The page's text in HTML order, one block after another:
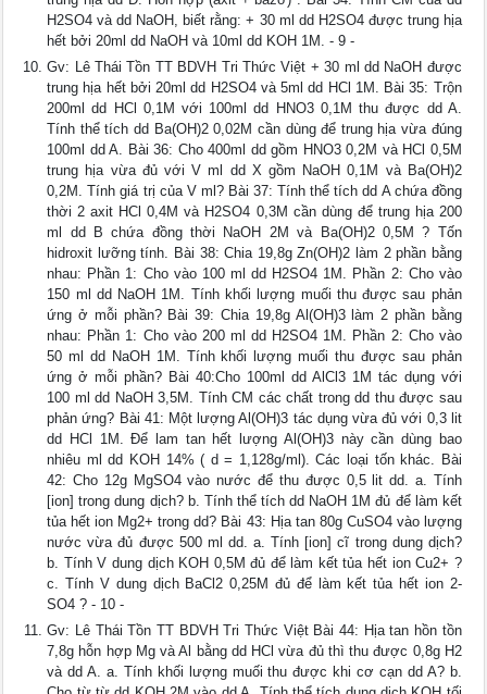
H2SO4 và dd NaOH, biết rằng: + 30 ml dd H2SO4 được trung hịa
hết bởi 20ml dd NaOH và 10ml dd KOH 1M. - 9 -
Gv: Lê Thái Tồn TT BDVH Tri Thức Việt + 30 ml dd NaOH được
trung hịa hết bởi 20ml dd H2SO4 và 5ml dd HCl 1M. Bài 35: Trộn
200ml dd HCl 0,1M với 100ml dd HNO3 0,1M thu được dd A.
Tính thể tích dd Ba(OH)2 0,02M cần dùng để trung hịa vừa đúng
100ml dd A. Bài 36: Cho 400ml dd gồm HNO3 0,2M và HCl 0,5M
trung hịa vừa đủ với V ml dd X gồm NaOH 0,1M và Ba(OH)2
0,2M. Tính giá trị của V ml? Bài 37: Tính thể tích dd A chứa đồng
thời 2 axit HCl 0,4M và H2SO4 0,3M cần dùng để trung hịa 200
ml dd B chứa đồng thời NaOH 2M và Ba(OH)2 0,5M ? Tốn
hidroxit lưỡng tính. Bài 38: Chia 19,8g Zn(OH)2 làm 2 phần bằng
nhau: Phần 1: Cho vào 100 ml dd H2SO4 1M. Phần 2: Cho vào
150 ml dd NaOH 1M. Tính khối lượng muối thu được sau phản
ứng ở mỗi phần? Bài 39: Chia 19,8g Al(OH)3 làm 2 phần bằng
nhau: Phần 1: Cho vào 200 ml dd H2SO4 1M. Phần 2: Cho vào
50 ml dd NaOH 1M. Tính khối lượng muối thu được sau phản
ứng ở mỗi phần? Bài 40:Cho 100ml dd AlCl3 1M tác dụng với
100 ml dd NaOH 3,5M. Tính CM các chất trong dd thu được sau
phản ứng? Bài 41: Một lượng Al(OH)3 tác dụng vừa đủ với 0,3 lit
dd HCl 1M. Để lam tan hết lượng Al(OH)3 này cần dùng bao
nhiêu ml dd KOH 14% ( d = 1,128g/ml). Các loại tốn khác. Bài
42: Cho 12g MgSO4 vào nước để thu được 0,5 lit dd. a. Tính
[ion] trong dung dịch? b. Tính thể tích dd NaOH 1M đủ để làm kết
tủa hết ion Mg2+ trong dd? Bài 43: Hịa tan 80g CuSO4 vào lượng
nước vừa đủ được 500 ml dd. a. Tính [ion] cĩ trong dung dịch?
b. Tính V dung dịch KOH 0,5M đủ để làm kết tủa hết ion Cu2+ ?
c. Tính V dung dịch BaCl2 0,25M đủ để làm kết tủa hết ion 2-
SO4 ? - 10 -
Gv: Lê Thái Tồn TT BDVH Tri Thức Việt Bài 44: Hịa tan hồn tồn
7,8g hỗn hợp Mg và Al bằng dd HCl vừa đủ thì thu được 0,8g H2
và dd A. a. Tính khối lượng muối thu được khi cơ cạn dd A? b.